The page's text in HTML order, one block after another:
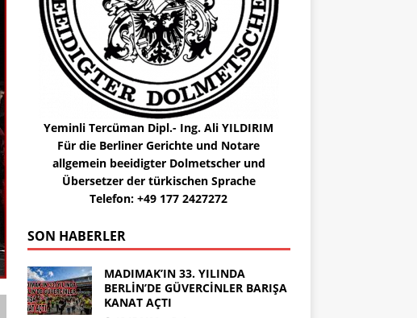
Yeminli Tercüman Dipl.- Ing. Ali YILDIRIM
Für die Berliner Gerichte und Notare
allgemein beeidigter Dolmetscher und
Übersetzer der türkischen Sprache
Telefon: +49 177 2427272
SON HABERLER
MADIMAK’IN 33. YILINDA
BERLİN’DE GÜVERCİNLER BARIŞA
KANAT AÇTI